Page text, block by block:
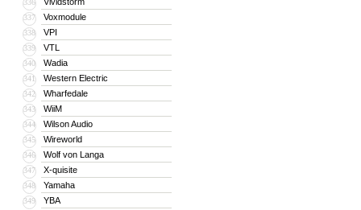
336
337 Voxmodule
338 VPI
339 VTL
340 Wadia
341 Western Electric
342 Wharfedale
343 WiiM
344 Wilson Audio
345 Wireworld
346 Wolf von Langa
347 X-quisite
348 Yamaha
349 YBA